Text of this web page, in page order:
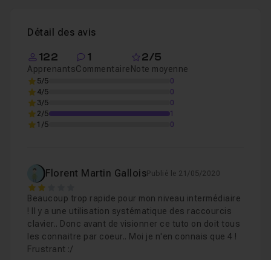
Détail des avis
122
Apprenants
1
Commentaire
2/5
Note moyenne
5/5
0
4/5
0
3/5
0
2/5
1
1/5
0
Florent Martin GalloisPublié le 21/05/2020
2
Beaucoup trop rapide pour mon niveau intermédiaire
! Il y a une utilisation systématique des raccourcis
clavier.. Donc avant de visionner ce tuto on doit tous
les connaitre par coeur.. Moi je n'en connais que 4 !
Frustrant :/